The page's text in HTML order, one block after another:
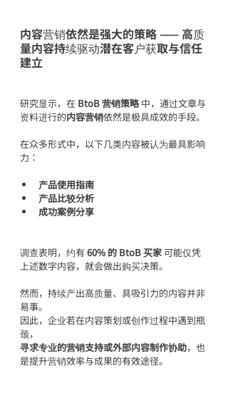
内容营销依然是强大的策略 —— 高质
量内容持续驱动潜在客户获取与信任
建立
研究显示，在 BtoB 营销策略 中，通过文章与
资料进行的内容营销依然是极具成效的手段。
在众多形式中，以下几类内容被认为最具影响
力：
产品使用指南
产品比较分析
成功案例分享
调查表明，约有 60% 的 BtoB 买家 可能仅凭
上述数字内容，就会做出购买决策。
然而，持续产出高质量、具吸引力的内容并非
易事。
因此，企业若在内容策划或创作过程中遇到瓶
颈，
寻求专业的营销支持或外部内容制作协助，也
是提升营销效率与成果的有效途径。